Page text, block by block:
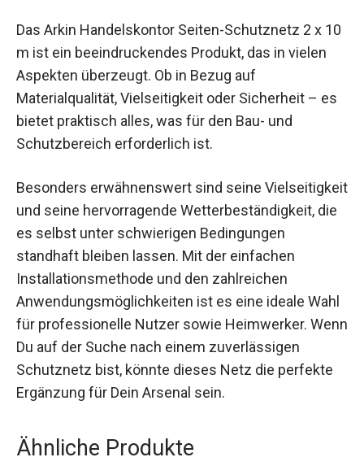
Das Arkin Handelskontor Seiten-Schutznetz 2 x 10
m ist ein beeindruckendes Produkt, das in vielen
Aspekten überzeugt. Ob in Bezug auf
Materialqualität, Vielseitigkeit oder Sicherheit – es
bietet praktisch alles, was für den Bau- und
Schutzbereich erforderlich ist.
Besonders erwähnenswert sind seine Vielseitigkeit
und seine hervorragende Wetterbeständigkeit, die
es selbst unter schwierigen Bedingungen
standhaft bleiben lassen. Mit der einfachen
Installationsmethode und den zahlreichen
Anwendungsmöglichkeiten ist es eine ideale Wahl
für professionelle Nutzer sowie Heimwerker. Wenn
Du auf der Suche nach einem zuverlässigen
Schutznetz bist, könnte dieses Netz die perfekte
Ergänzung für Dein Arsenal sein.
Ähnliche Produkte